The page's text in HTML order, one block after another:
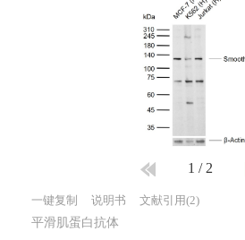
1 /2
一键复制 说明书 文献引用(2)
平滑肌蛋白抗体